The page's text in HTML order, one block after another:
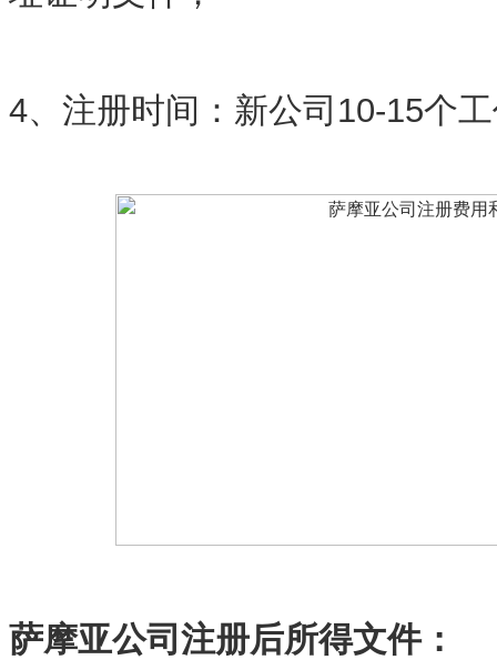
4、注册时间：新公司10-15个
萨摩亚公司注册后所得文件：